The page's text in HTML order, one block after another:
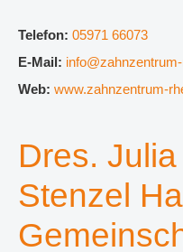
Telefon: 05971 66073
E-Mail:
Web: www.zahnzentrum-
Dres.
Stenzel